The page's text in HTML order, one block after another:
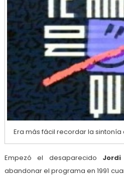
Era más fácil recordar la
Empezó el desaparecido
abandonar el programa en 1991